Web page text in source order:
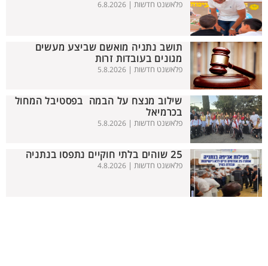
פלאשנט חדשות | 6.8.2026
תושב נתניה מואשם שביצע מעשים
מגונים בעובדות זרות
פלאשנט חדשות | 5.8.2026
שילוב מנצח על הבמה בפסטיבל המחול
בכרמיאל
פלאשנט חדשות | 5.8.2026
25 שוהים בלתי חוקיים נתפסו בנתניה
פלאשנט חדשות | 4.8.2026